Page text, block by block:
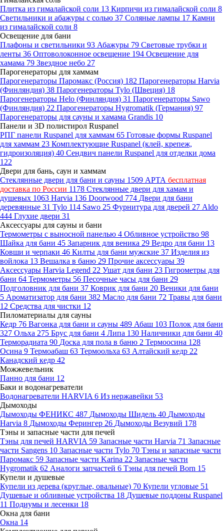
Плитка из гималайской соли 13 Кирпичи из гималайской соли 8
Светильники и абажуры с солью 37 Соляные лампы 17 Камни
из гималайской соли 8
Освещение для бани
Плафоны и светильники 93 Абажуры 79 Световые трубки и
ленты 36 Оптоволоконное освещение 194 Освещение для
хамама 79 Звездное небо 27
Парогенераторы для хаммам
Парогенераторы Паромакс (Россия) 182 Парогенераторы Harvia
(Финляндия) 38 Парогенераторы Tylo (Швеция) 18
Парогенераторы Helo (Финляндия) 31 Парогенераторы Sawo
(Финляндия) 22 Парогенераторы Hygromatik (Германия) 97
Парогенераторы для сауны и хамама Grandis 10
Панели и 3D полистирол Ruspanel
РПГ панели Ruspanel для хаммам 65 Готовые формы Ruspanel
для хаммам 23 Комплектующие Ruspanel (клей, крепеж,
гидроизоляция) 40 Сендвич панели Ruspanel для отделки дома
122
Двери для бань, саун и хаммам
Стеклянные двери для бани и сауны 1509 АРТА бесплатная
доставка по России 1178 Стеклянные двери для хамам и
душевых 1063 Harvia 136 Doorwood 774 Двери для бани
деревянные 31 Tylo 114 Sawo 25 Фурнитура для дверей 27 Aldo
444 Глухие двери 31
Аксессуары для сауны и бани
Термометры с выносной панелью 4 Обливное устройство 98
Шайка для бани 45 Запарник для веника 29 Ведро для бани 13
Ковши и черпаки 46 Килты для бани мужские 37 Изделия из
войлока 13 Вешалка в баню 29 Прочие аксессуары 39
Аксессуары Harvia Legend 22 Ушат для бани 23 Гигрометры для
бани 64 Термометры 56 Песочные часы для бани 29
Подголовник для бани 37 Коврик для бани 20 Веники для бани
5 Ароматизатор для бани 382 Масло для бани 72 Травы для бани
12 Средства для чистки 12
Пиломатериалы для сауны
Кедр 76 Вагонка для бани и сауны 489 Абаш 103 Полок для бани
327 Ольха 275 Брус для бани 4 Липа 130 Наличники для бани 40
Терморадиата 90 Доска для пола в баню 2 Термоосина 128
Осина 9 Термоабаш 63 Термоольха 63 Алтайский кедр 22
Канадский кедр 42
Можжевельник
Панно для бани 12
Баки и водонагреватели
Водонагреватели HARVIA 6 Из нержавейки 53
Дымоходы
Дымоходы ФЕНИКС 487 Дымоходы Шидель 40 Дымоходы
Harvia 8 Дымоходы Ферингер 26 Дымоходы Везувий 178
Тэны и запасные части для печей
Тэны для печей HARVIA 59 Запасные части Harvia 71 Запасные
части Sangens 10 Запасные части Tylo 70 Тэны и запасные части
Паромакс 59 Запасные части Karina 22 Запасные части
Hygromatik 62 Аналоги запчастей 6 Тэны для печей Born 15
Купели и душевые
Купели из дерева (круглые, овальные) 70 Купели угловые 51
Душевые и обливные устройства 18 Душевые поддоны Ruspanel
11 Подиумы и лесенки 18
Окна для бани
Окна 14